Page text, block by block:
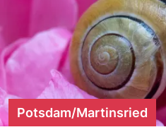
Potsdam/Martinsried